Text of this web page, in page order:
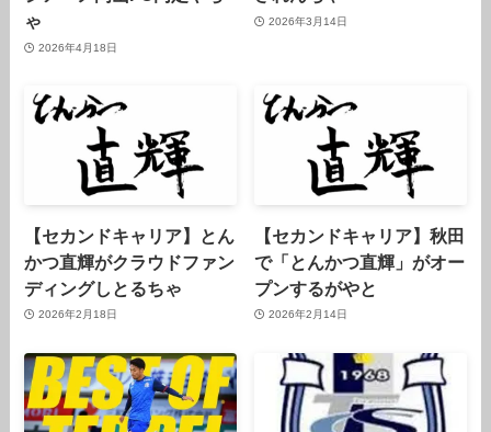
ゃ
2026年4月18日
2026年3月14日
【セカンドキャリア】とん
かつ直輝がクラウドファン
ディングしとるちゃ
2026年2月18日
【セカンドキャリア】秋田
で「とんかつ直輝」がオー
プンするがやと
2026年2月14日